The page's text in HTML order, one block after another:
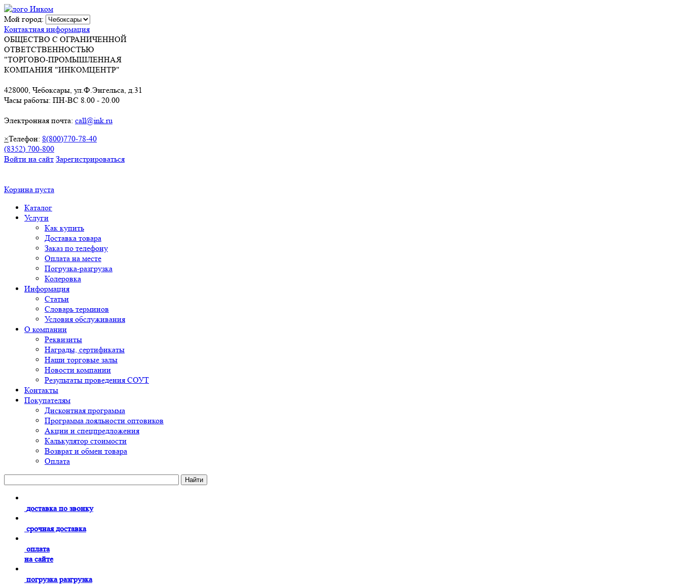
Мой город:
Контактная информация
ОБЩЕСТВО С ОГРАНИЧЕННОЙ
ОТВЕТСТВЕННОСТЬЮ
"ТОРГОВО-ПРОМЫШЛЕННАЯ
КОМПАНИЯ "ИНКОМЦЕНТР"
428000, Чебоксары, ул.Ф.Энгельса, д.31
Часы работы: ПН-ВС 8.00 - 20.00
Электронная почта: call@ink.ru
×Телефон: 8(800)770-78-40
(8352) 700-800
Войти на сайт Зарегистрироваться
Корзина пуста
Каталог
Услуги
Как купить
Доставка товара
Заказ по телефону
Оплата на месте
Погрузка-разгрузка
Колеровка
Информация
Статьи
Словарь терминов
Условия обслуживания
О компании
Реквизиты
Награды, сертификаты
Наши торговые залы
Новости компании
Результаты проведения СОУТ
Контакты
Покупателям
Дисконтная программа
Программа лояльности оптовиков
Акции и спецпредложения
Калькулятор стоимости
Возврат и обмен товара
Оплата
доставка по звонку
срочная доставка
оплата
на сайте
погрузка разгрузка